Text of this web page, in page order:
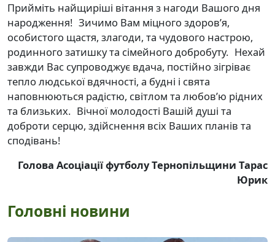
Прийміть найщиріші вітання з нагоди Вашого дня
народження! Зичимо Вам міцного здоров’я,
особистого щастя, злагоди, та чудового настрою,
родинного затишку та сімейного добробуту. Нехай
завжди Вас супроводжує вдача, постійно зігріває
тепло людської вдячності, а будні і свята
наповнюються радістю, світлом та любов’ю рідних
та близьких. Вічної молодості Вашій душі та
доброти серцю, здійснення всіх Ваших планів та
сподівань!
Голова Асоціації футболу Тернопільщини Тарас
Юрик
Головні новини